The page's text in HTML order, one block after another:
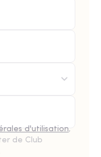
d'utilisation,
de Club